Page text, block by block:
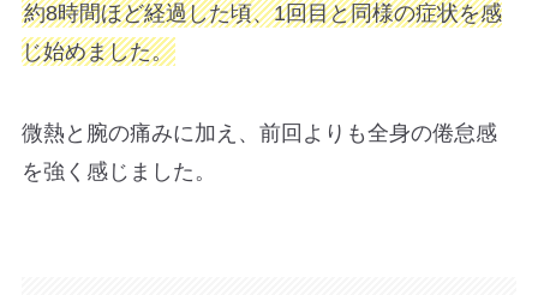
約8時間ほど経過した頃、1回目と同様の症状を感
じ始めました。
微熱と腕の痛みに加え、前回よりも全身の倦怠感
を強く感じました。